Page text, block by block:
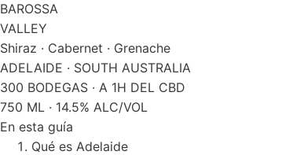
BAROSSA
VALLEY
Shiraz · Cabernet · Grenache
ADELAIDE · SOUTH AUSTRALIA
300 BODEGAS · A 1H DEL CBD
750 ML · 14.5% ALC/VOL
En esta guía
Qué es Adelaide